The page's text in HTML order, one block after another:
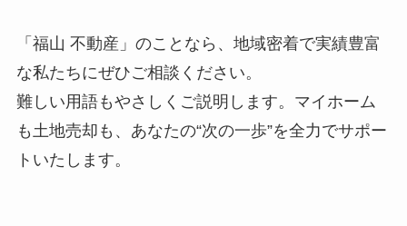
「福山 不動産」のことなら、地域密着で実績豊富
な私たちにぜひご相談ください。
難しい用語もやさしくご説明します。マイホーム
も土地売却も、あなたの“次の一歩”を全力でサポー
トいたします。